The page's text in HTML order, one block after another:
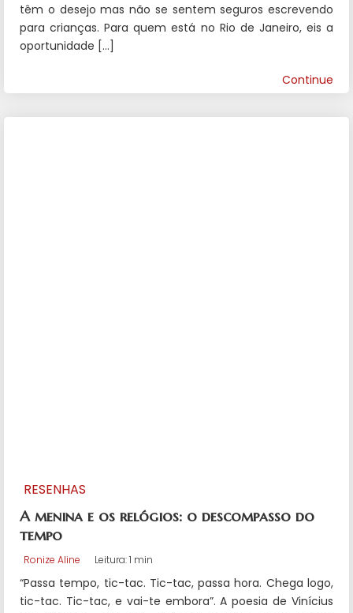
têm o desejo mas não se sentem seguros escrevendo
para crianças. Para quem está no Rio de Janeiro, eis a
oportunidade […]
Continue
RESENHAS
A menina e os relógios: o descompasso do
tempo
Ronize Aline Leitura: 1 min
“Passa tempo, tic-tac. Tic-tac, passa hora. Chega logo,
tic-tac. Tic-tac, e vai-te embora”. A poesia de Vinícius